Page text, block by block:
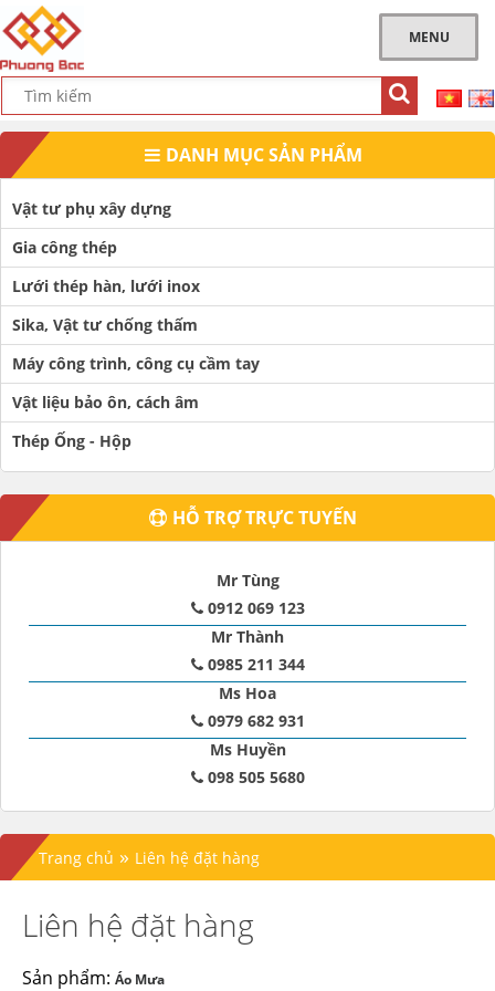
MENU
DANH MỤC SẢN PHẨM
Vật tư phụ xây dựng
Gia công thép
Lưới thép hàn, lưới inox
Sika, Vật tư chống thấm
Máy công trình, công cụ cầm tay
Vật liệu bảo ôn, cách âm
Thép Ống - Hộp
HỖ TRỢ TRỰC TUYẾN
Mr Tùng
0912 069 123
Mr Thành
0985 211 344
Ms Hoa
0979 682 931
Ms Huyền
098 505 5680
Trang chủ » Liên hệ đặt hàng
Liên hệ đặt hàng
Sản phẩm: Áo Mưa